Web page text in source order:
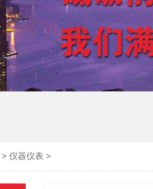
> 仪器仪表 >